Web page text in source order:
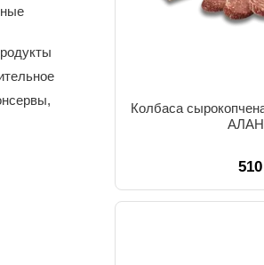
Колбаса